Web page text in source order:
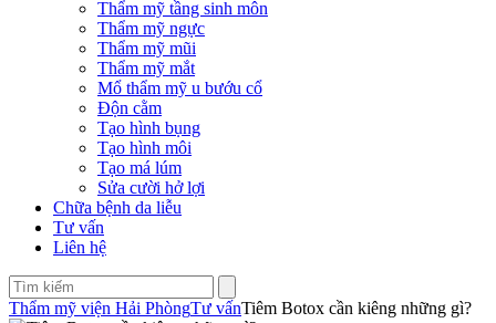
Thẩm mỹ tầng sinh môn
Thẩm mỹ ngực
Thẩm mỹ mũi
Thẩm mỹ mắt
Mổ thẩm mỹ u bướu cổ
Độn cằm
Tạo hình bụng
Tạo hình môi
Tạo má lúm
Sửa cười hở lợi
Chữa bệnh da liễu
Tư vấn
Liên hệ
Thẩm mỹ viện Hải PhòngTư vấnTiêm Botox cần kiêng những gì?